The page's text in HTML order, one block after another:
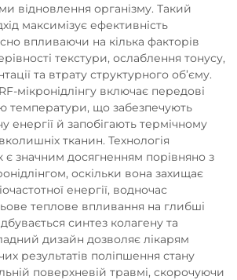
відновлення організму. Такий
максимізує ефективність
впливаючи на кілька факторів
текстури, ослаблення тонусу,
та втрату структурного об’єму.
мікронідлінгу включає передові
температури, що забезпечують
енергії й запобігають термічному
тканин. Технологія
є значним досягненням порівняно з
оскільки вона захищає
енергії, водночас
теплове впливання на глибші
синтез колагену та
дизайн дозволяє лікарям
результатів поліпшення стану
поверхневій травмі, скорочуючи